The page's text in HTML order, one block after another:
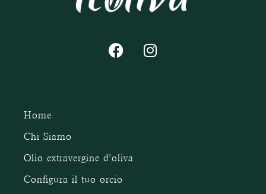
Home
Chi Siamo
Olio extravergine d’oliva
Configura il tuo orcio